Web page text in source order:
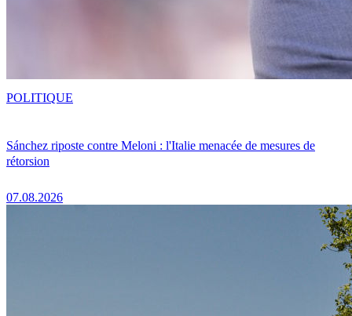
Sánchez riposte contre Meloni : l'Italie menacée de mesures de
rétorsion
07.08.2026
POLITIQUE